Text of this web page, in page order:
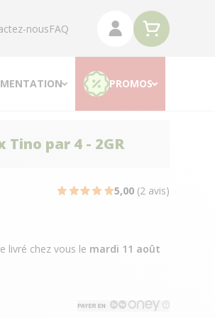
nousFAQ
PROMOS
Tino par 4 - 2GR
5,00 (2 avis)
livré chez vous le mardi 11 août